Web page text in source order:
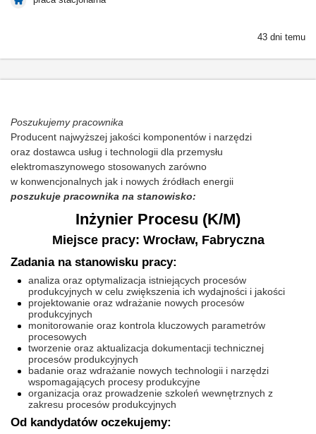
43 dni temu
Poszukujemy pracownika
Producent najwyższej jakości komponentów i narzędzi
oraz dostawca usług i technologii dla przemysłu
elektromaszynowego stosowanych zarówno
w konwencjonalnych jak i nowych źródłach energii
poszukuje pracownika na stanowisko:
Inżynier Procesu (K/M)
Miejsce pracy: Wrocław, Fabryczna
Zadania na stanowisku pracy:
analiza oraz optymalizacja istniejących procesów
produkcyjnych w celu zwiększenia ich wydajności i jakości
projektowanie oraz wdrażanie nowych procesów
produkcyjnych
monitorowanie oraz kontrola kluczowych parametrów
procesowych
tworzenie oraz aktualizacja dokumentacji technicznej
procesów produkcyjnych
badanie oraz wdrażanie nowych technologii i narzędzi
wspomagających procesy produkcyjne
organizacja oraz prowadzenie szkoleń wewnętrznych z
zakresu procesów produkcyjnych
Od kandydatów oczekujemy: